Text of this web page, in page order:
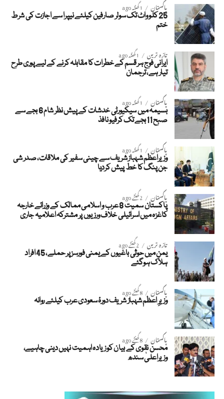
پاکستان 1 گھنٹہ ago
25 کلو واٹ تک سولر صارفین کیلئے نیپرا سے اجازت کی شرط
ختم
تازہ ترین 1 گھنٹہ ago
ایرانی فوج ہر قسم کے خطرات کا مقابلہ کرنے کے لیے پوری طرح
تیار ہے، ترجمان
پاکستان 1 گھنٹہ ago
بسیمہ میں سیکیورٹی خدشات کے پیش نظر شام 6 بجے سے
صبح 11 بجے تک کرفیو نافذ
پاکستان 1 گھنٹہ ago
وزیراعظم شہباز شریف سے چینی سفیر کی ملاقات، صدر شی
جن پنگ کا خط پیش کردیا
پاکستان 2 گھنٹے ago
پاکستان سمیت 8 عرب و اسلامی ممالک کے وزرائے خارجہ
کاغزہ میں اسرائیلی خلاف ورزیوں پر مشترکہ اعلامیہ جاری
تازہ ترین 2 گھنٹے ago
یمن میں حوثی باغیوں کے یمنی فورسز پر حملے، 45 افراد
ہلاک ہوگئے
پاکستان 8 گھنٹے ago
وزیرِ اعظم شہباز شریف دورۂ سعودی عرب کیلئے روانہ
پاکستان 8 گھنٹے ago
محسن نقوی کے بیان کو زیادہ اہمیت نہیں دینی چاہیے،
وزیراعلیٰ سندھ